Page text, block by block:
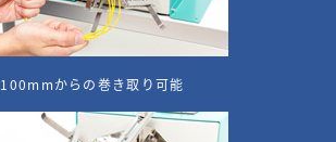
100mmからの巻き取り可能